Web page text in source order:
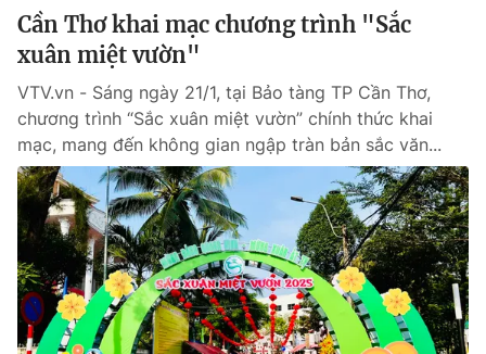
Góc doanh nghiệp
Truyền hình
Hậu trường
Nhân vật
Khán giả
Giải sao mai
Giải trí
Điện ảnh
Âm nhạc
Sao
Đời sống
Du lịch
Làm đẹp
Chất lượng cuộc sống
Giáo dục
Tuyển sinh
Học trực tuyến
Công nghệ
Hitech Công nghệ tương lai
Giao lưu trực tuyến
Cần Thơ khai mạc chương trình "Sắc
xuân miệt vườn"
VTV.vn - Sáng ngày 21/1, tại Bảo tàng TP Cần Thơ,
chương trình “Sắc xuân miệt vườn” chính thức khai
mạc, mang đến không gian ngập tràn bản sắc văn...